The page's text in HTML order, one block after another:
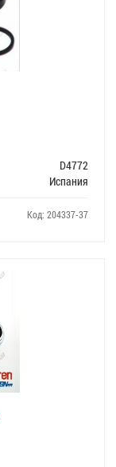
D4772
Испания
Код: 204337-37